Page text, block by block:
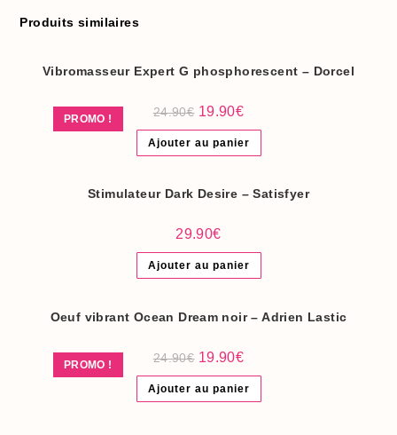
Produits similaires
PROMO !
Vibromasseur Expert G phosphorescent – Dorcel
24.90€ Le
initial
était :
24.90€.
19.90€Le
actuel
est :
19.90€.
Ajouter au panier
Stimulateur Dark Desire – Satisfyer
29.90€
Ajouter au panier
PROMO !
Oeuf vibrant Ocean Dream noir – Adrien Lastic
24.90€ Le
initial
était :
24.90€.
19.90€Le
actuel
est :
19.90€.
Ajouter au panier